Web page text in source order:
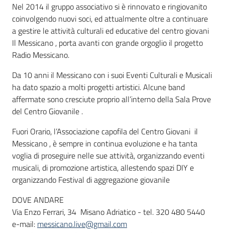
Nel 2014 il gruppo associativo si è rinnovato e ringiovanito
coinvolgendo nuovi soci, ed attualmente oltre a continuare
a gestire le attività culturali ed educative del centro giovani
Il Messicano , porta avanti con grande orgoglio il progetto
Radio Messicano.
Da 10 anni il Messicano con i suoi Eventi Culturali e Musicali
ha dato spazio a molti progetti artistici. Alcune band
affermate sono cresciute proprio all’interno della Sala Prove
del Centro Giovanile .
Fuori Orario, l’Associazione capofila del Centro Giovani il
Messicano , è sempre in continua evoluzione e ha tanta
voglia di proseguire nelle sue attività, organizzando eventi
musicali, di promozione artistica, allestendo spazi DIY e
organizzando Festival di aggregazione giovanile
DOVE ANDARE
Via Enzo Ferrari, 34 Misano Adriatico - tel. 320 480 5440
e-mail: messicano.live@gmail.com